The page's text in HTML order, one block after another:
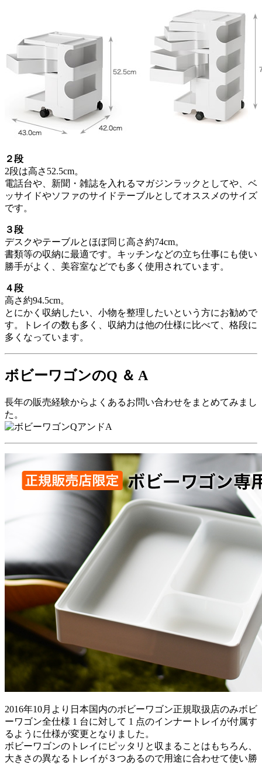
２段
2段は高さ52.5cm。
電話台や、新聞・雑誌を入れるマガジンラックとしてや、ベ
ッサイドやソファのサイドテーブルとしてオススメのサイズ
です。
３段
デスクやテーブルとほぼ同じ高さ約74cm。
書類等の収納に最適です。キッチンなどの立ち仕事にも使い
勝手がよく、美容室などでも多く使用されています。
４段
高さ約94.5cm。
とにかく収納したい、小物を整理したいという方にお勧めで
す。トレイの数も多く、収納力は他の仕様に比べて、格段に
多くなっています。
ボビーワゴンのQ ＆ A
長年の販売経験からよくあるお問い合わせをまとめてみまし
た。
2016年10月より日本国内のボビーワゴン正規取扱店のみボビ
ーワゴン全仕様 1 台に対して 1 点のインナートレイが付属す
るように仕様が変更となりました。
ボビーワゴンのトレイにピッタリと収まることはもちろん、
大きさの異なるトレイが３つあるので用途に合わせて使い勝